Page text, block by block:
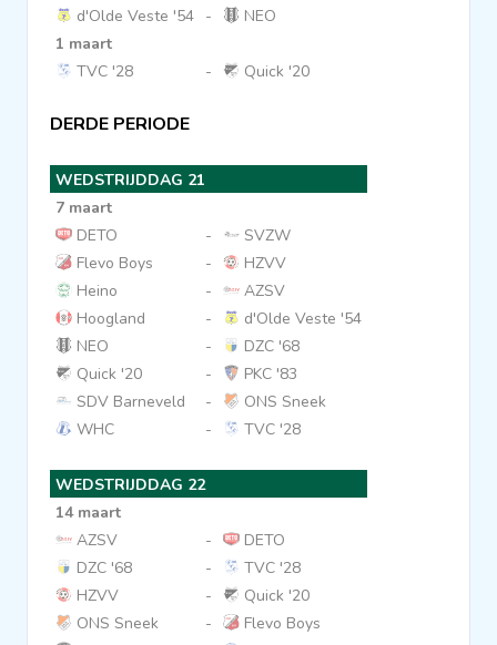
d'Olde Veste '54 -
NEO
1 maart
TVC '28
- Quick '20
DERDE PERIODE
WEDSTRIJDDAG 21
7 maart
DETO
-
SVZW
Flevo Boys
-
HZVV
Heino
-
AZSV
Hoogland
-
d'Olde Veste '54
NEO
-
DZC '68
Quick '20
-
PKC '83
SDV Barneveld
-
ONS Sneek
WHC
- TVC '28
WEDSTRIJDDAG 22
14 maart
AZSV
-
DETO
DZC '68
-
TVC '28
HZVV
-
Quick '20
ONS Sneek
-
Flevo Boys